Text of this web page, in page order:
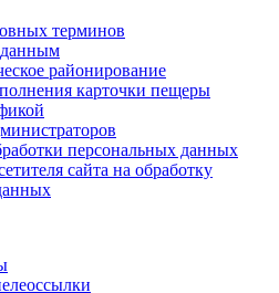
терминов
районирование
карточки пещеры
персональных данных
сайта на обработку